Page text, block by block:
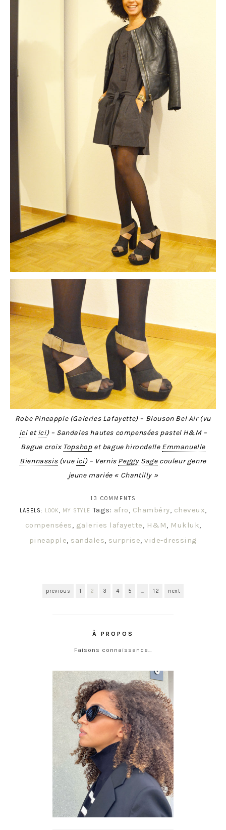
Robe Pineapple (Galeries Lafayette) – Blouson Bel Air (vu
icietici) – Sandales hautes compensées pastel H&M –
Bague croix Topshopet bague hirondelle Emmanuelle
Biennassis(vue ici) – Vernis Peggy Sagecouleur genre
jeune mariée « Chantilly »
13 COMMENTS
LABELS:
LOOK, MY STYLE Tags: afro, Chambéry, cheveux,
compensées, galeries lafayette, H&M, Mukluk,
pineapple, sandales, surprise, vide-dressing
previous 1 2 3 4 5 … 12 next
À PROPOS
Faisons connaissance…